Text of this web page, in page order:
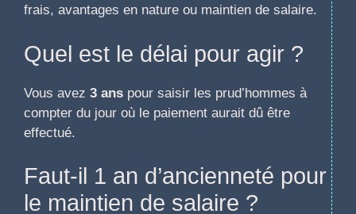
frais, avantages en nature ou maintien de salaire.
Quel est le délai pour agir ?
Vous avez 3 ans pour saisir les prud’hommes à
compter du jour où le paiement aurait dû être
effectué.
Faut-il 1 an d’ancienneté pour
le maintien de salaire ?